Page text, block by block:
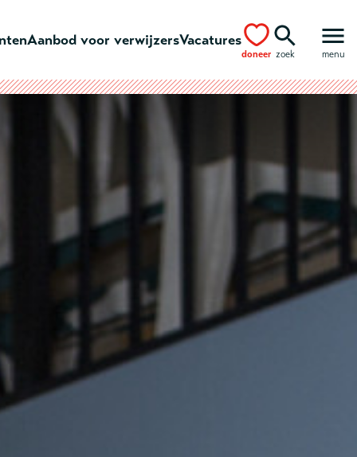
Aanbod voor verwijzersVacatures
doneer zoek menu